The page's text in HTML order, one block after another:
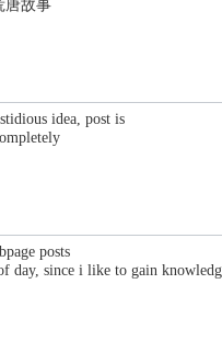
唐故事
idea, post is
posts
day, since i like to gain